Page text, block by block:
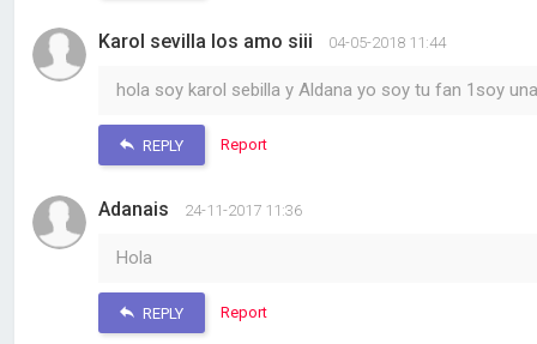
Karol sevilla los amo siii 04-05-2018 11:44
hola soy karol sebilla y Aldana yo soy tu fan 1soy
REPLY Report
Adanais 24-11-2017 11:36
Hola
REPLY Report